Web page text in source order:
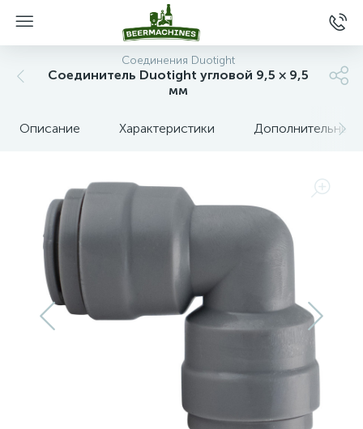
Соединения Duotight
Соединитель Duotight угловой 9,5 × 9,5
мм
Описание Характеристики Дополнительные